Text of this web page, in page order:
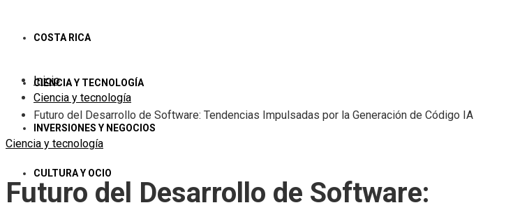
COSTA RICA
CIENCIA Y TECNOLOGÍA
INVERSIONES Y NEGOCIOS
CULTURA Y OCIO
Inicio
Ciencia y tecnología
Futuro del Desarrollo de Software: Tendencias Impulsadas por la Generación de Código IA
Ciencia y tecnología
Futuro del Desarrollo de Software: